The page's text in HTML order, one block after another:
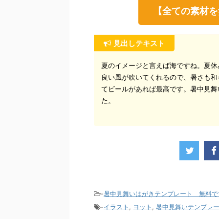
【全ての素材
見出しテキスト
夏のイメージと言えば海ですね。夏
良い風が吹いてくれるので、暑さも
てビールがあれば最高です。暑中見
た。
-暑中見舞いはがきテンプレート 無料で
-イラスト , ヨット , 暑中見舞いテンプレ